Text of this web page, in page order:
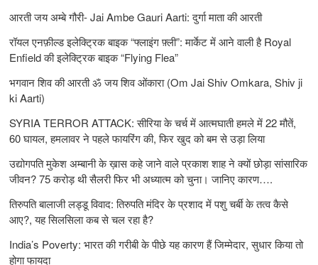
आरती जय अम्बे गौरी- Jai Ambe Gauri Aarti: दुर्गा माता की आरती
रॉयल एनफ़ील्ड इलेक्ट्रिक बाइक “फ्लाइंग फ़्ली”: मार्केट में आने वाली है Royal
Enfield की इलेक्ट्रिक बाइक “Flying Flea”
भगवान शिव की आरती ॐ जय शिव ओंकारा (Om Jai Shiv Omkara, Shiv ji
ki Aarti)
SYRIA TERROR ATTACK: सीरिया के चर्च में आत्मघाती हमले में 22 मौतें,
60 घायल, हमलावर ने पहले फायरिंग की, फिर खुद को बम से उड़ा लिया
उद्योगपति मुकेश अम्बानी के ख़ास कहे जाने वाले प्रकाश शाह ने क्यों छोड़ा सांसारिक
जीवन? 75 करोड़ थी सैलरी फिर भी अध्यात्म को चुना। जानिए कारण….
तिरुपति बालाजी लड्डू विवाद: तिरुपति मंदिर के प्रशाद में पशु चर्बी के तत्‍व कैसे
आए?, यह सिलसिला कब से चल रहा है?
India’s Poverty: भारत की गरीबी के पीछे यह कारण हैं जिम्‍मेदार, सुधार किया तो
होगा फायदा